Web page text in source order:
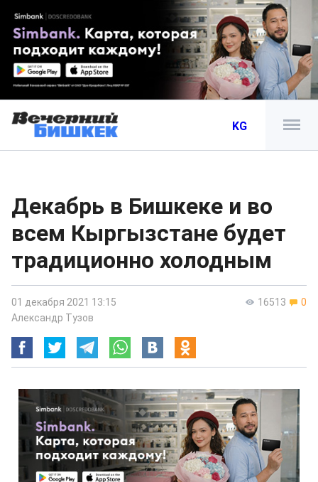
KG
Декабрь в Бишкеке и во
всем Кыргызстане будет
традиционно холодным
16513 0
01 декабря 2021 13:15
Александр Тузов